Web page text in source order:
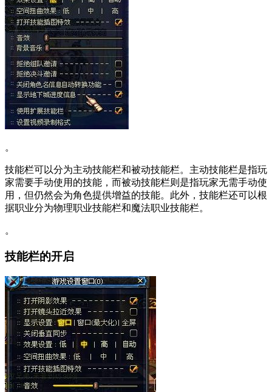
。
技能栏可以分为主动技能栏和被动技能栏。主动技能栏是指玩
家需要手动使用的技能，而被动技能栏则是指玩家无需手动使
用，但仍然会为角色提供增益的技能。此外，技能栏还可以根
据职业分为物理职业技能栏和魔法职业技能栏。
。
技能栏的开启